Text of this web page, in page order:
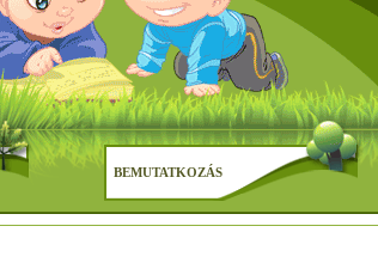
BEMUTATKOZÁS